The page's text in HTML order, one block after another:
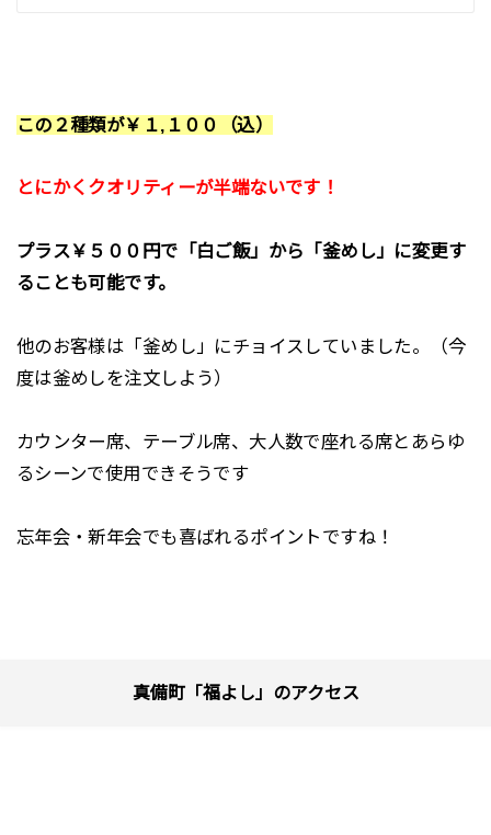
この２種類が￥１,１００（込）
とにかくクオリティーが半端ないです！
プラス￥５００円で「白ご飯」から「釜めし」に変更す
ることも可能です。
他のお客様は「釜めし」にチョイスしていました。（今
度は釜めしを注文しよう）
カウンター席、テーブル席、大人数で座れる席とあらゆ
るシーンで使用できそうです
忘年会・新年会でも喜ばれるポイントですね！
真備町「福よし」のアクセス